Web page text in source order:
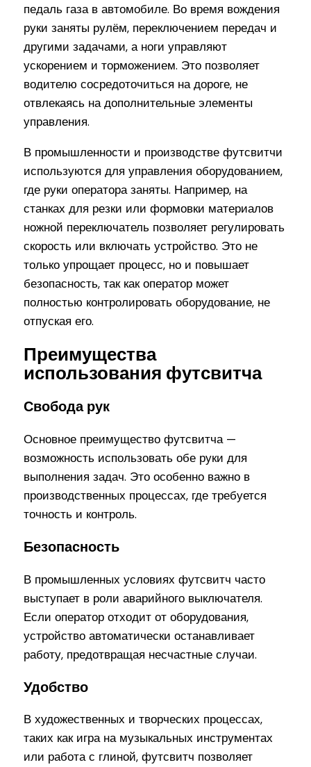
педаль газа в автомобиле. Во время вождения
руки заняты рулём, переключением передач и
другими задачами, а ноги управляют
ускорением и торможением. Это позволяет
водителю сосредоточиться на дороге, не
отвлекаясь на дополнительные элементы
управления.
В промышленности и производстве футсвитчи
используются для управления оборудованием,
где руки оператора заняты. Например, на
станках для резки или формовки материалов
ножной переключатель позволяет регулировать
скорость или включать устройство. Это не
только упрощает процесс, но и повышает
безопасность, так как оператор может
полностью контролировать оборудование, не
отпуская его.
Преимущества
использования футсвитча
Свобода рук
Основное преимущество футсвитча —
возможность использовать обе руки для
выполнения задач. Это особенно важно в
производственных процессах, где требуется
точность и контроль.
Безопасность
В промышленных условиях футсвитч часто
выступает в роли аварийного выключателя.
Если оператор отходит от оборудования,
устройство автоматически останавливает
работу, предотвращая несчастные случаи.
Удобство
В художественных и творческих процессах,
таких как игра на музыкальных инструментах
или работа с глиной, футсвитч позволяет